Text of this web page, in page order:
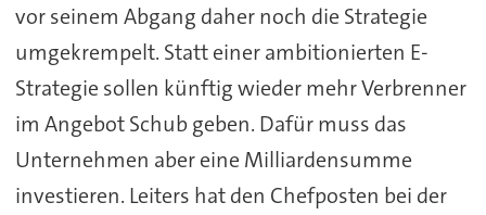
vor seinem Abgang daher noch die Strategie
umgekrempelt. Statt einer ambitionierten E-
Strategie sollen künftig wieder mehr Verbrenner
im Angebot Schub geben. Dafür muss das
Unternehmen aber eine Milliardensumme
investieren. Leiters hat den Chefposten bei der